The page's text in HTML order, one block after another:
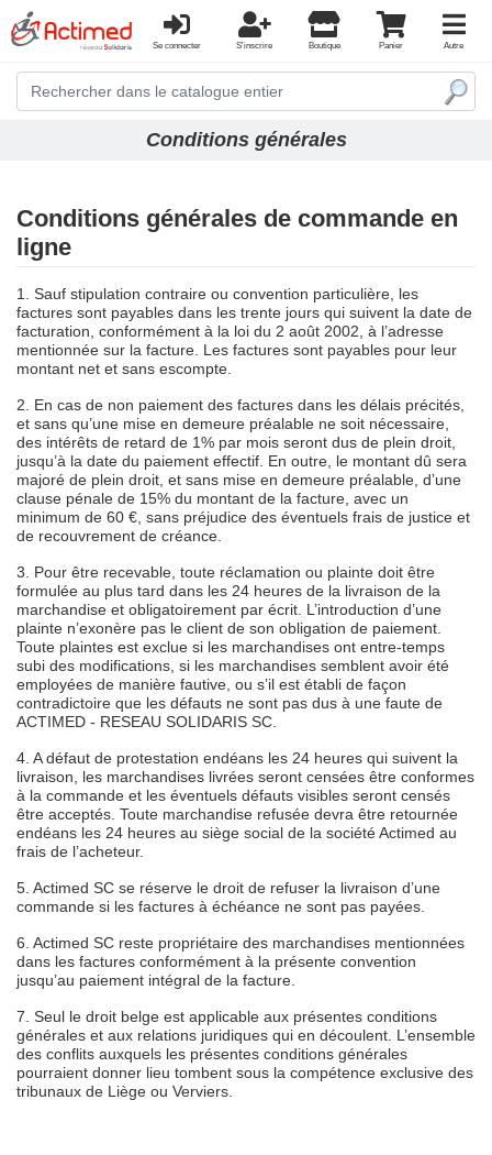
Se connecter S'inscrire Boutique Panier Autre
Conditions générales
Conditions générales de commande en
ligne
1. Sauf stipulation contraire ou convention particulière, les
factures sont payables dans les trente jours qui suivent la date de
facturation, conformément à la loi du 2 août 2002, à l’adresse
mentionnée sur la facture. Les factures sont payables pour leur
montant net et sans escompte.
2. En cas de non paiement des factures dans les délais précités,
et sans qu’une mise en demeure préalable ne soit nécessaire,
des intérêts de retard de 1% par mois seront dus de plein droit,
jusqu’à la date du paiement effectif. En outre, le montant dû sera
majoré de plein droit, et sans mise en demeure préalable, d’une
clause pénale de 15% du montant de la facture, avec un
minimum de 60 €, sans préjudice des éventuels frais de justice et
de recouvrement de créance.
3. Pour être recevable, toute réclamation ou plainte doit être
formulée au plus tard dans les 24 heures de la livraison de la
marchandise et obligatoirement par écrit. L’introduction d’une
plainte n’exonère pas le client de son obligation de paiement.
Toute plaintes est exclue si les marchandises ont entre-temps
subi des modifications, si les marchandises semblent avoir été
employées de manière fautive, ou s’il est établi de façon
contradictoire que les défauts ne sont pas dus à une faute de
ACTIMED - RESEAU SOLIDARIS SC.
4. A défaut de protestation endéans les 24 heures qui suivent la
livraison, les marchandises livrées seront censées être conformes
à la commande et les éventuels défauts visibles seront censés
être acceptés. Toute marchandise refusée devra être retournée
endéans les 24 heures au siège social de la société Actimed au
frais de l’acheteur.
5. Actimed SC se réserve le droit de refuser la livraison d’une
commande si les factures à échéance ne sont pas payées.
6. Actimed SC reste propriétaire des marchandises mentionnées
dans les factures conformément à la présente convention
jusqu’au paiement intégral de la facture.
7. Seul le droit belge est applicable aux présentes conditions
générales et aux relations juridiques qui en découlent. L’ensemble
des conflits auxquels les présentes conditions générales
pourraient donner lieu tombent sous la compétence exclusive des
tribunaux de Liège ou Verviers.